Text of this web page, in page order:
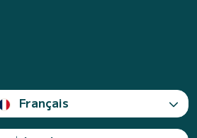
Français